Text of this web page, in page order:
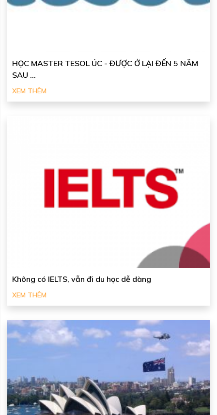
HỌC MASTER TESOL ÚC - ĐƯỢC Ở LẠI ĐẾN 5 NĂM
SAU ...
XEM THÊM
Không có IELTS, vẫn đi du học dễ dàng
XEM THÊM